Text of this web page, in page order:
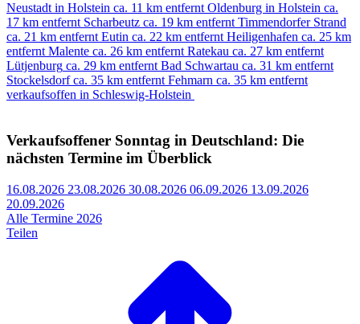
Neustadt in Holstein ca. 11 km entfernt Oldenburg in Holstein ca.
17 km entfernt Scharbeutz ca. 19 km entfernt Timmendorfer Strand
ca. 21 km entfernt Eutin ca. 22 km entfernt Heiligenhafen ca. 25 km
entfernt Malente ca. 26 km entfernt Ratekau ca. 27 km entfernt
Lütjenburg ca. 29 km entfernt Bad Schwartau ca. 31 km entfernt
Stockelsdorf ca. 35 km entfernt Fehmarn ca. 35 km entfernt
verkaufsoffen in Schleswig-Holstein
Verkaufsoffener Sonntag in Deutschland: Die
nächsten Termine im Überblick
16.08.2026 23.08.2026 30.08.2026 06.09.2026 13.09.2026
20.09.2026
Alle Termine 2026
Teilen